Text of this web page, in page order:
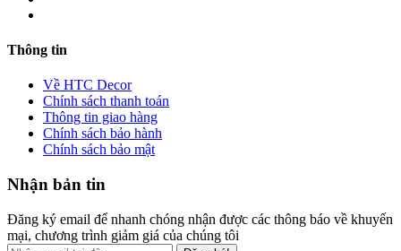
Thông tin
Về HTC Decor
Chính sách thanh toán
Thông tin giao hàng
Chính sách bảo hành
Chính sách bảo mật
Nhận bản tin
Đăng ký email để nhanh chóng nhận được các thông báo về khuyến
mại, chương trình giảm giá của chúng tôi